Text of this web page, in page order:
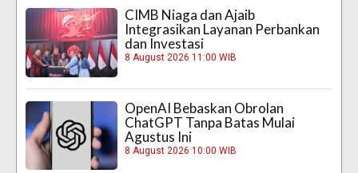
CIMB Niaga dan Ajaib
Integrasikan Layanan Perbankan
dan Investasi
8 August 2026 11:00 WIB
OpenAI Bebaskan Obrolan
ChatGPT Tanpa Batas Mulai
Agustus Ini
8 August 2026 10:00 WIB